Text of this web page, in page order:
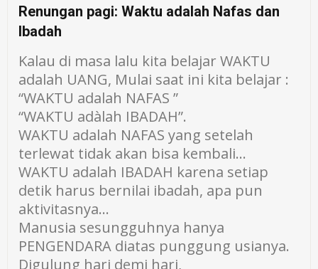
Renungan pagi: Waktu adalah Nafas dan
Ibadah
Kalau di masa lalu kita belajar WAKTU
adalah UANG, Mulai saat ini kita belajar :
“WAKTU adalah NAFAS ”
“WAKTU adàlah IBADAH”.
WAKTU adalah NAFAS yang setelah
terlewat tidak akan bisa kembali…
WAKTU adalah IBADAH karena setiap
detik harus bernilai ibadah, apa pun
aktivitasnya…
Manusia sesungguhnya hanya
PENGENDARA diatas punggung usianya.
Digulung hari demi hari,